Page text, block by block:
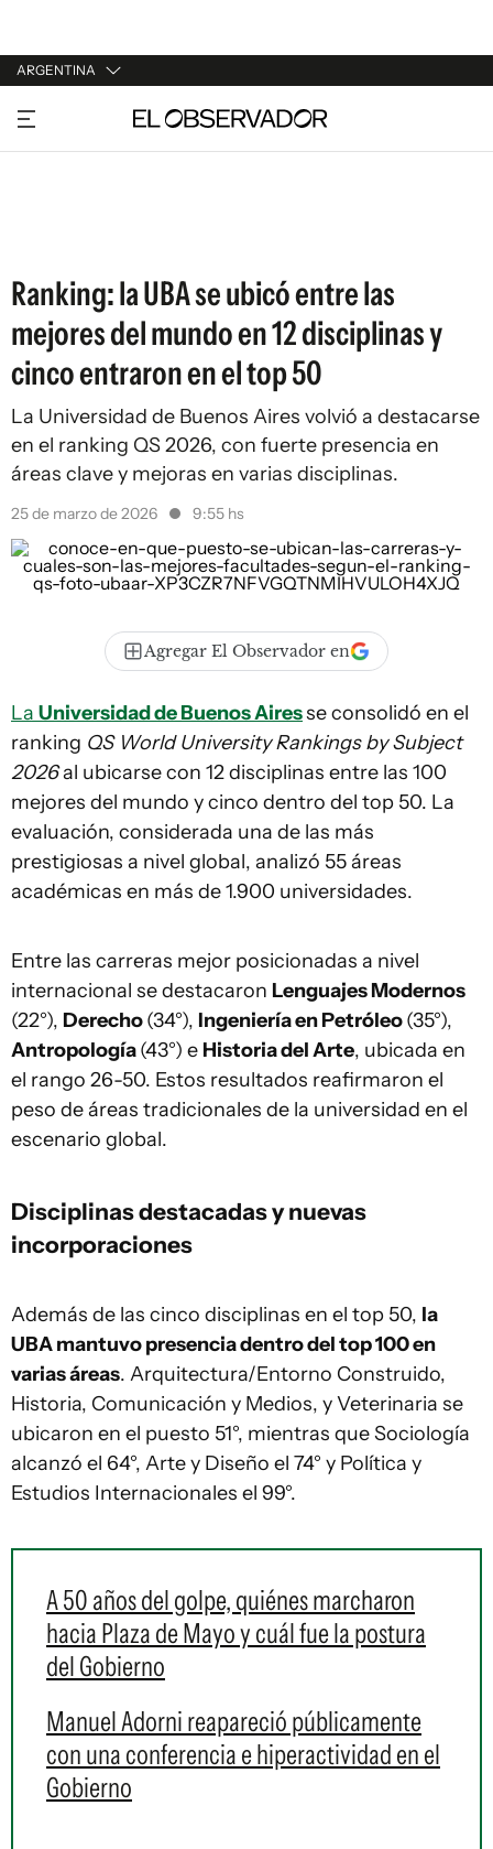
ARGENTINA
URUGUAY
ARGENTINA
Ranking: la UBA se ubicó entre las
mejores del mundo en 12 disciplinas y
cinco entraron en el top 50
La Universidad de Buenos Aires volvió a destacarse
en el ranking QS 2026, con fuerte presencia en
áreas clave y mejoras en varias disciplinas.
25 de marzo de 2026 9:55 hs
Agregar El Observador en
La Universidad de Buenos Airesse consolidó en el
ranking QS World University Rankings by Subject
2026al ubicarse con 12 disciplinas entre las 100
mejores del mundo y cinco dentro del top 50. La
evaluación, considerada una de las más
prestigiosas a nivel global, analizó 55 áreas
académicas en más de 1.900 universidades.
Entre las carreras mejor posicionadas a nivel
internacional se destacaron Lenguajes Modernos
(22°), Derecho(34°), Ingeniería en Petróleo(35°),
Antropología(43°) e Historia del Arte, ubicada en
el rango 26-50. Estos resultados reafirmaron el
peso de áreas tradicionales de la universidad en el
escenario global.
Disciplinas destacadas y nuevas
incorporaciones
Además de las cinco disciplinas en el top 50, la
UBA mantuvo presencia dentro del top 100 en
varias áreas. Arquitectura/Entorno Construido,
Historia, Comunicación y Medios, y Veterinaria se
ubicaron en el puesto 51°, mientras que Sociología
alcanzó el 64°, Arte y Diseño el 74° y Política y
Estudios Internacionales el 99°.
A 50 años del golpe, quiénes marcharon
hacia Plaza de Mayo y cuál fue la postura
del Gobierno
Manuel Adorni reapareció públicamente
con una conferencia e hiperactividad en el
Gobierno